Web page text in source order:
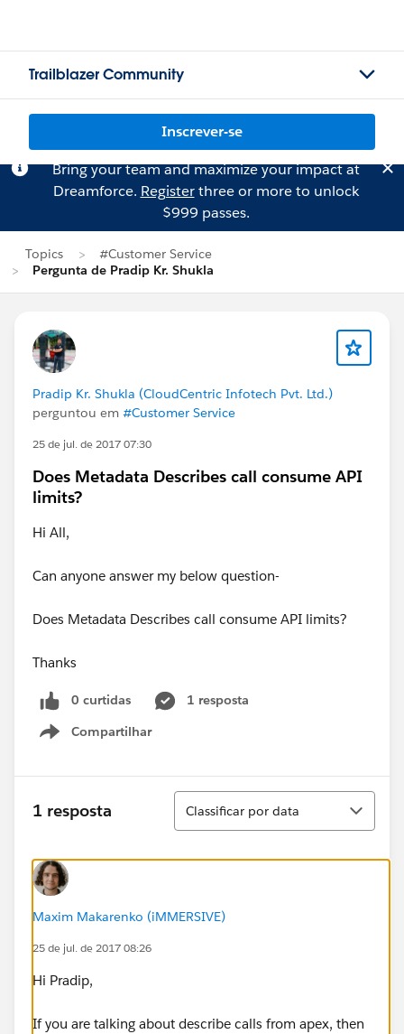
Trailblazer Community
Inscrever-se
Bring your team and maximize your impact at
Dreamforce. Registerthree or more to unlock
$999 passes.
Topics
#Customer Service
Pergunta de Pradip Kr. Shukla
Pradip Kr. Shukla (CloudCentric Infotech Pvt. Ltd.)
perguntou em #Customer Service
25 de jul. de 2017 07:30
Does Metadata Describes call consume API
limits?
Hi All,
Can anyone answer my below question-
Does Metadata Describes call consume API limits?
Thanks
0 curtidas
1 resposta
Compartilhar
Show menu
1 resposta
Classificar
Classificar por data
Maxim Makarenko (iMMERSIVE)
25 de jul. de 2017 08:26
Hi Pradip,
If you are talking about describe calls from apex, then